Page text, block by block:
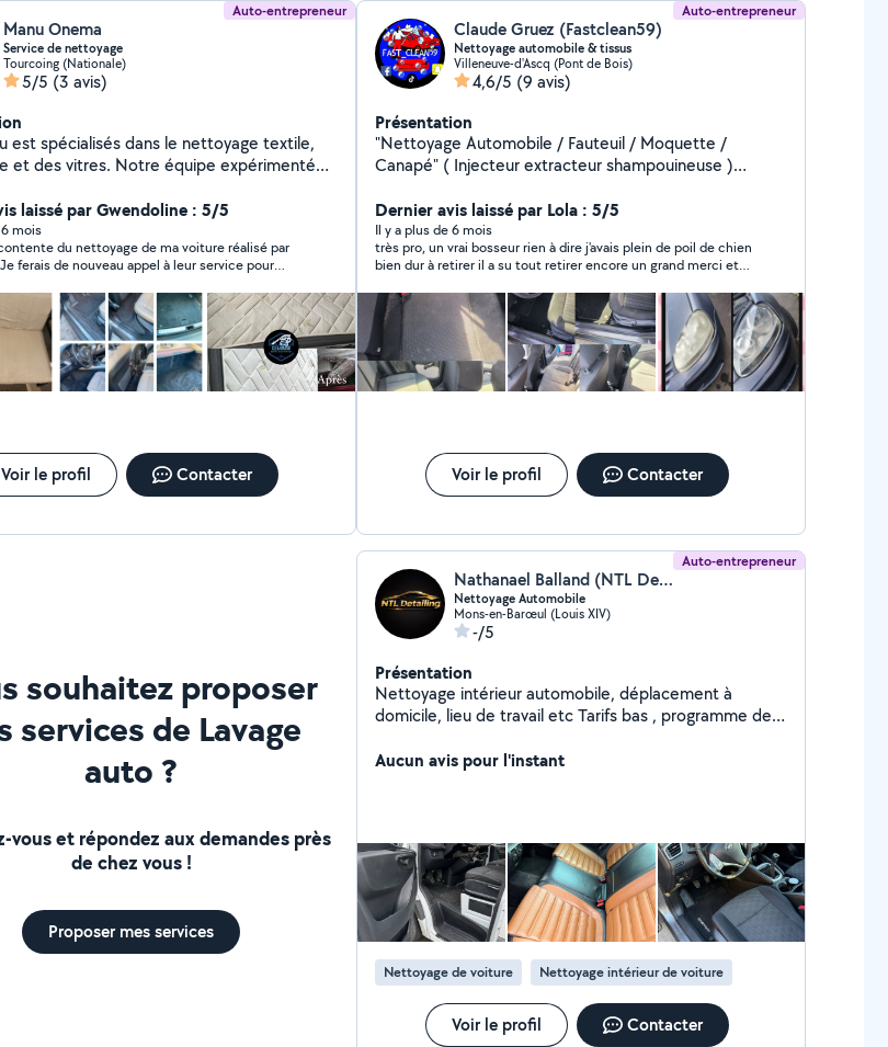
Auto-entrepreneur
Manu Onema
Service de nettoyage
Tourcoing (Nationale)
5/5 (3 avis)
est spécialisés dans le nettoyage textile,
Notre équipe expérimentée
pour garantir des résultats impeccables.
pour rafraîchir vos canapés, nettoyer
votre voiture ou faire briller vos vitres,
à offrir un service rapide et
gratuit et
vie à vos espaces!!!
laissé par Gwendoline : 5/5
mois
du nettoyage de ma voiture réalisé par
ferais de nouveau appel à leur service pour
énergie !
Voir le profil Contacter
Auto-entrepreneur
Claude Gruez (Fastclean59)
Nettoyage automobile & tissus
Villeneuve-d'Ascq (Pont de Bois)
4,6/5 (9 avis)
Présentation
"Nettoyage Automobile / Fauteuil / Moquette /
Canapé" ( Injecteur extracteur shampouineuse )
etc.. Zéro six - soixante trois - quatre.vingt cinq -
quatre.vingt quinze - dix huit
Dernier avis laissé par Lola : 5/5
Il y a plus de 6 mois
très pro, un vrai bosseur rien à dire j'avais plein de poil de chien
bien dur à retirer il a su tout retirer encore un grand merci et
Voir le profil Contacter
souhaitez proposer
services de Lavage
auto ?
vous et répondez aux demandes près
de chez vous !
Proposer mes services
Auto-entrepreneur
Nathanael Balland (NTL Detailing)
Nettoyage Automobile
Mons-en-Barœul (Louis XIV)
-/5
Présentation
Nettoyage intérieur automobile, déplacement à
domicile, lieu de travail etc Tarifs bas , programme de
demande du client.
Aucun avis pour l'instant
Nettoyage de voiture Nettoyage intérieur de voiture
Voir le profil Contacter